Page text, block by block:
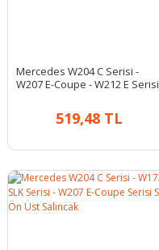
Mercedes W204 C Serisi -
W207 E-Coupe - W212 E Serisi
519,48 TL